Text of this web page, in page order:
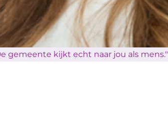
gemeente kijkt echt naar jou als mens."